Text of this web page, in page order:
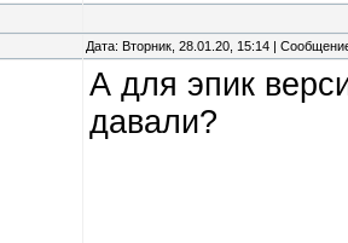
Дата: Вторник, 28.01.20, 15:14 |
А для эпик
давали?